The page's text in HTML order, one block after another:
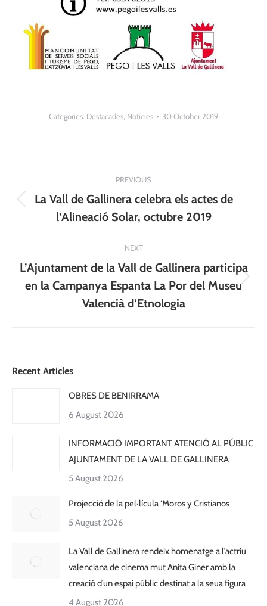
Categories: Destacades, Notícies 30 October 2019
navigation
PREVIOUS
Previous
post:
La Vall de Gallinera celebra els actes de
l’Alineació Solar, octubre 2019
NEXT
Next
post:
L’Ajuntament de la Vall de Gallinera participa
en la Campanya Espanta La Por del Museu
Valencià d’Etnologia
Recent Articles
OBRES DE BENIRRAMA
6 August 2026
INFORMACIÓ IMPORTANT ATENCIÓ AL PÚBLIC
AJUNTAMENT DE LA VALL DE GALLINERA
5 August 2026
Projecció de la pel·lícula ‘Moros y Cristianos
5 August 2026
La Vall de Gallinera rendeix homenatge a l’actriu
valenciana de cinema mut Anita Giner amb la
creació d’un espai públic destinat a la seua figura
4 August 2026